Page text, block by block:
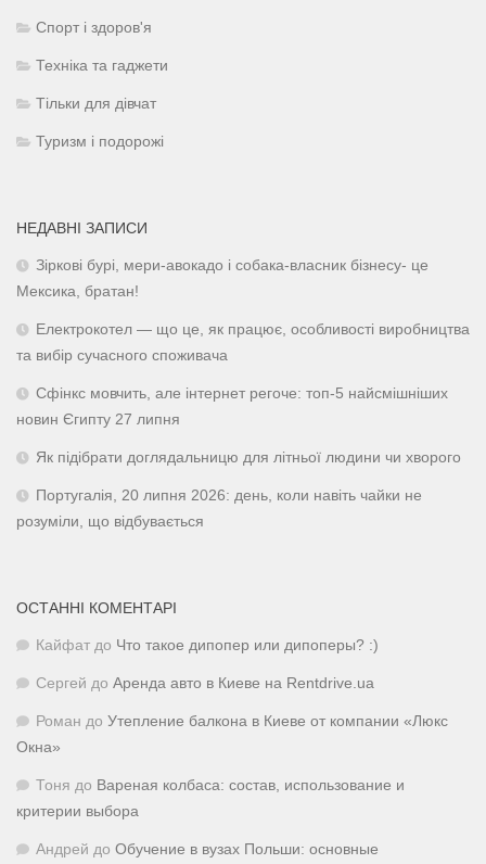
Спорт і здоров'я
Техніка та гаджети
Тільки для дівчат
Туризм і подорожі
НЕДАВНІ ЗАПИСИ
Зіркові бурі, мери-авокадо і собака-власник бізнесу- це
Мексика, братан!
Електрокотел — що це, як працює, особливості виробництва
та вибір сучасного споживача
Сфінкс мовчить, але інтернет регоче: топ-5 найсмішніших
новин Єгипту 27 липня
Як підібрати доглядальницю для літньої людини чи хворого
Португалія, 20 липня 2026: день, коли навіть чайки не
розуміли, що відбувається
ОСТАННІ КОМЕНТАРІ
Кайфат до Что такое дипопер или дипоперы? :)
Сергей до Аренда авто в Киеве на Rentdrive.ua
Роман до Утепление балкона в Киеве от компании «Люкс
Окна»
Тоня до Вареная колбаса: состав, использование и
критерии выбора
Андрей до Обучение в вузах Польши: основные